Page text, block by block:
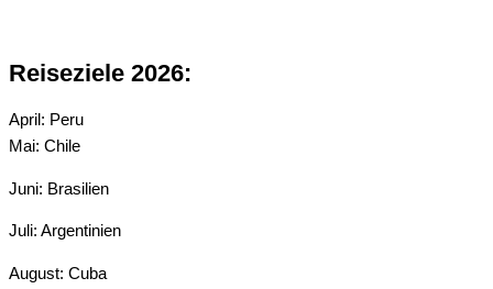
Reiseziele 2026:
April: Peru
Mai: Chile
Juni: Brasilien
Juli: Argentinien
August: Cuba